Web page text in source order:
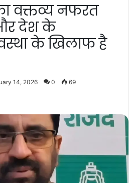
वक्तव्य नफरत
देश के
के खिलाफ ‌है
14, 2026 0 69